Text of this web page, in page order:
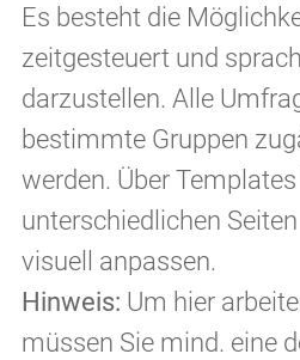
Es besteht die
zeitgesteuert und
darzustellen. Alle
bestimmte Gruppen
werden. Über
unterschiedlichen
visuell anpassen.
Hinweis: Um hier
müssen Sie mind. eine